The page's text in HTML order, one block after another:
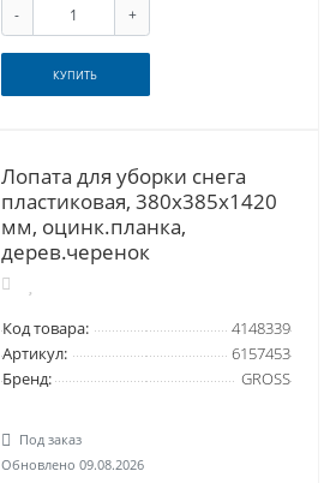
- +
КУПИТЬ
Лопата для уборки снега
пластиковая, 380х385х1420
мм, оцинк.планка,
дерев.черенок
Код товара:
4148339
Артикул:
6157453
Бренд:
GROSS
Под заказ
Обновлено 09.08.2026